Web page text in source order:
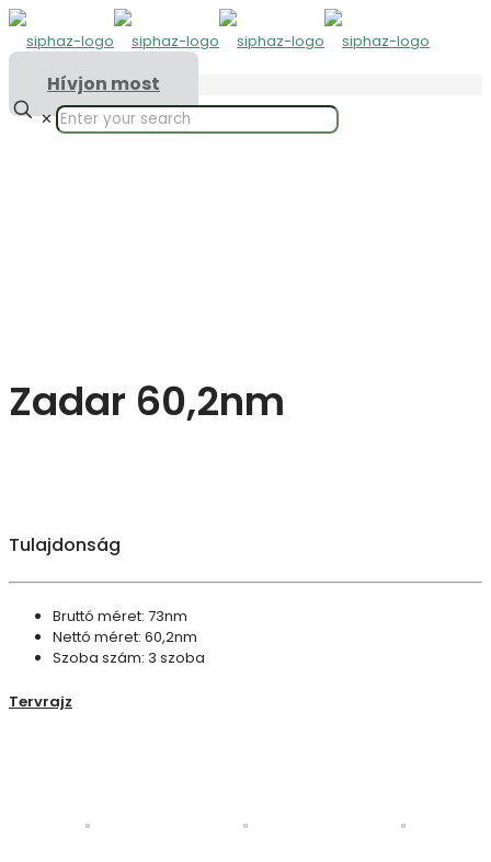
Hívjon most
✕
Zadar 60,2nm
Tulajdonság
Bruttó méret: 73nm
Nettó méret: 60,2nm
Szoba szám: 3 szoba
Tervrajz